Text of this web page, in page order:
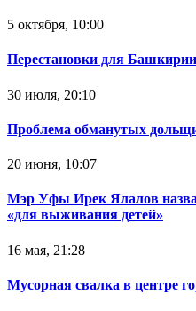
5 октября, 10:00
Перестановки для
30 июля, 20:10
Проблема обманутых
20 июня, 10:07
Мэр Уфы Ирек Ялалов
«для выживания детей»
16 мая, 21:28
Мусорная свалка в центре